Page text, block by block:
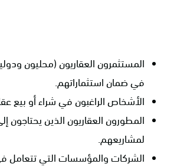
المستثمرون العقاريون (محليون
في ضمان استثماراتهم.
الأشخاص الراغبون في شراء أو بيع
المطورون العقاريون الذين يحتاجون
لمشاريعهم.
الشركات والمؤسسات التي تتعامل